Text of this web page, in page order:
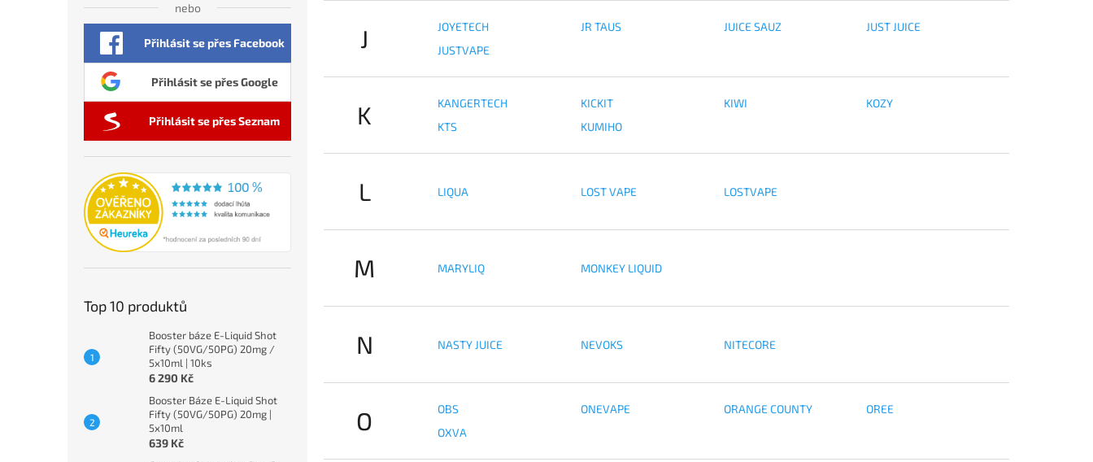
nebo
Přihlásit se přes Facebook
Přihlásit se přes Google
Přihlásit se přes Seznam
Top 10 produktů
Booster báze E-Liquid Shot
Fifty (50VG/50PG) 20mg /
5x10ml | 10ks
6 290 Kč
Booster Báze E-Liquid Shot
Fifty (50VG/50PG) 20mg |
5x10ml
639 Kč
J JOYETECH JR TAUS JUICE SAUZ
JUST JUICE
JUSTVAPE
K KANGERTECH KICKIT KIWI
KOZY
KTS
KUMIHO
L LIQUA LOST VAPE LOSTVAPE
M MARYLIQ MONKEY LIQUID
N NASTY JUICE NEVOKS NITECORE
O OBS ONEVAPE ORANGE COUNTY
OREE
OXVA